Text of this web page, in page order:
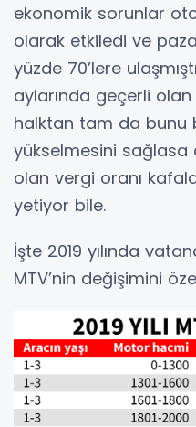
ekonomik sorunlar
olarak etkiledi ve
yüzde 70’lere
aylarında geçerli olan
halktan tam da bunu
yükselmesini sağlasa
olan vergi oranı
yetiyor bile.
İşte 2019 yılında
MTV’nin değişimini